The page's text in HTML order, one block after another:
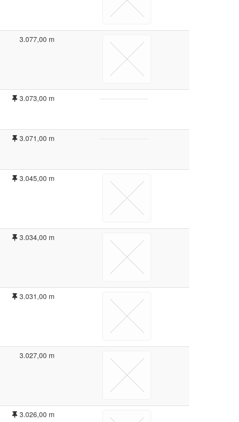
3.077,00 m
3.073,00 m
3.071,00 m
3.045,00 m
3.034,00 m
3.031,00 m
3.027,00 m
3.026,00 m